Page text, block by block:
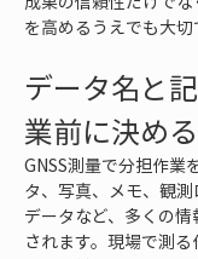
を高めるうえでも大切
データ名と
業前に決める
GNSS測量で分担作業
タ、写真、メモ、観
データなど、多くの
されます。現場で測